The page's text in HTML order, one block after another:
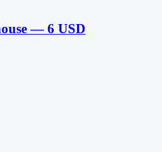
— 6 USD